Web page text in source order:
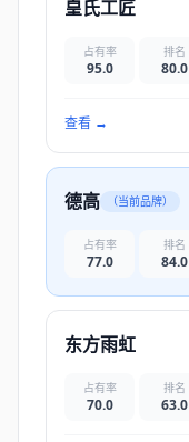
皇氏工匠
占有率
95.0
排名
80.0
查看 →
德高 （当前品牌）
占有率
77.0
排名
84.0
东方雨虹
占有率
70.0
排名
63.0